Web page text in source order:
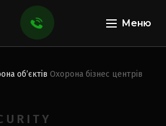
Меню
об’єктів Охорона бізнес центрів